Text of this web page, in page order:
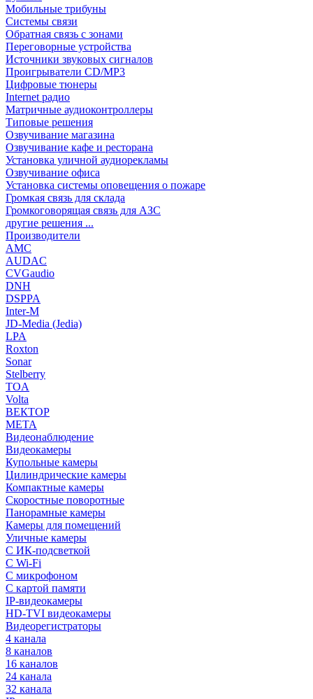
Мобильные трибуны
Системы связи
Обратная связь с зонами
Переговорные устройства
Источники звуковых сигналов
Проигрыватели CD/MP3
Цифровые тюнеры
Internet радио
Матричные аудиоконтроллеры
Типовые решения
Озвучивание магазина
Озвучивание кафе и ресторана
Установка уличной аудиорекламы
Озвучивание офиса
Установка системы оповещения о пожаре
Громкая связь для склада
Громкоговорящая связь для АЗС
другие решения ...
Производители
AMC
AUDAC
CVGaudio
DNH
DSPPA
Inter-M
JD-Media (Jedia)
LPA
Roxton
Sonar
Stelberry
TOA
Volta
ВЕКТОР
МЕТА
Видеонаблюдение
Видеокамеры
Купольные камеры
Цилиндрические камеры
Компактные камеры
Скоростные поворотные
Панорамные камеры
Камеры для помещений
Уличные камеры
С ИК-подсветкой
С Wi-Fi
С микрофоном
С картой памяти
IP-видеокамеры
HD-TVI видеокамеры
Видеорегистраторы
4 канала
8 каналов
16 каналов
24 канала
32 канала